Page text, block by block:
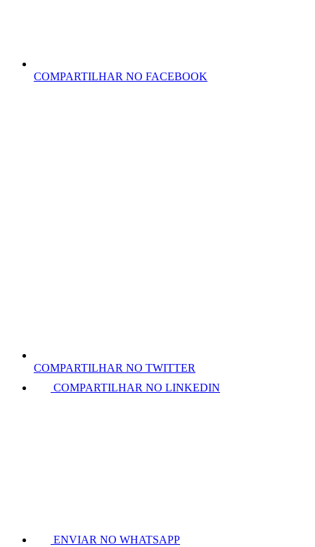
COMPARTILHAR NO FACEBOOK
COMPARTILHAR NO TWITTER
COMPARTILHAR NO LINKEDIN
ENVIAR NO WHATSAPP